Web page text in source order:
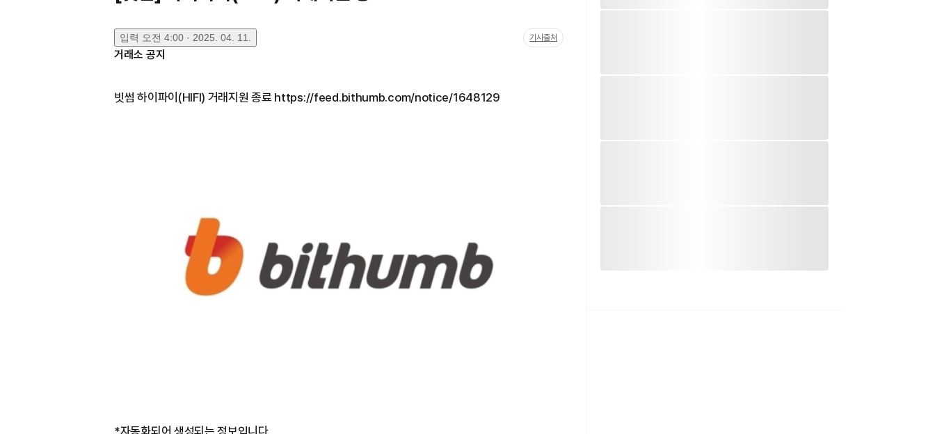
입력 오전 4:00 · 2025. 04. 11. 기사출처
거래소 공지
빗썸 하이파이(HIFI) 거래지원 종료 https://feed.bithumb.com/notice/1648129
*자동화되어 생성되는 정보입니다.